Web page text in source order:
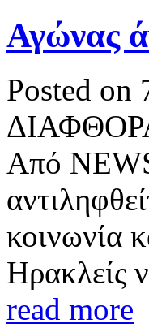
Αγώνας
Posted on
Από
κοινωνία
Ηρακλείς
read more